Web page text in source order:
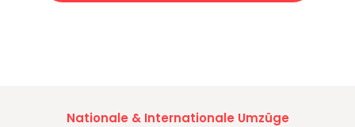
Nationale & Internationale Umzüge